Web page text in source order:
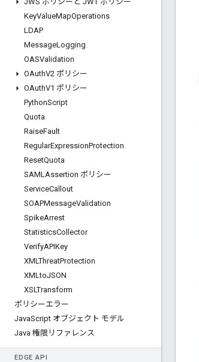
KeyValueMapOperations
LDAP
MessageLogging
OASValidation
OAuthV2 ポリシー
OAuthV1 ポリシー
PythonScript
Quota
RaiseFault
RegularExpressionProtection
ResetQuota
SAMLAssertion ポリシー
ServiceCallout
SOAPMessageValidation
SpikeArrest
StatisticsCollector
VerifyAPIKey
XMLThreatProtection
XMLtoJSON
XSLTransform
ポリシーエラー
JavaScript オブジェクト モデル
Java 権限リファレンス
EDGE API